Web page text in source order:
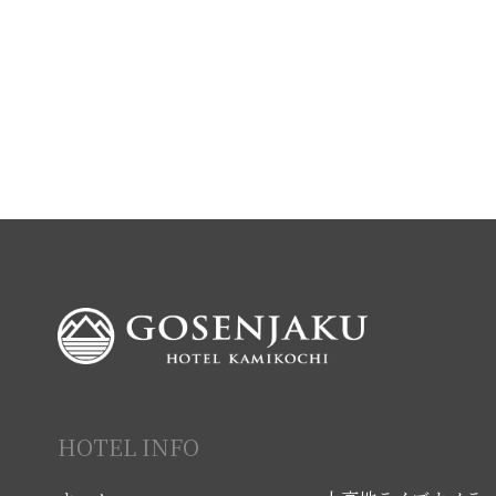
HOTEL INFO